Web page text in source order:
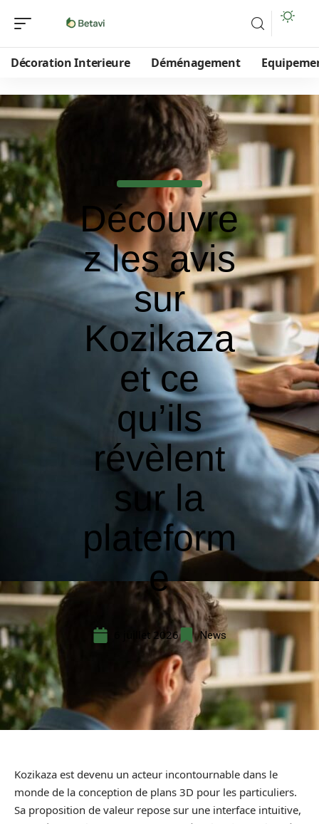
Décoration Interieure Déménagement
Découvre
z les avis
sur
Kozikaza
et ce
qu’ils
révèlent
sur la
plateform
e
6 juillet 2026 News
Kozikaza est devenu un acteur incontournable dans le
monde de la conception de plans 3D pour les particuliers.
Sa proposition de valeur repose sur une interface intuitive,